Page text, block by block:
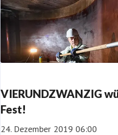
VIERUNDZWANZIG
Fest!
24. Dezember 2019 06:00